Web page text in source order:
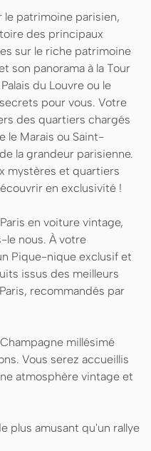
le patrimoine parisien,
des principaux
sur le riche patrimoine
son panorama à la Tour
du Louvre ou le
pour vous. Votre
des quartiers chargés
le Marais ou Saint-
la grandeur parisienne.
mystères et quartiers
en exclusivité !
en voiture vintage,
le nous. À votre
Pique-nique exclusif et
issus des meilleurs
recommandés par
millésimé
Vous serez accueillis
atmosphère vintage et
plus amusant qu'un rallye